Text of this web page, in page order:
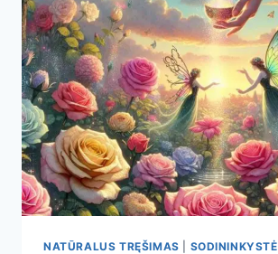
NATŪRALUS TRĘŠIMAS SODININKYSTĖ